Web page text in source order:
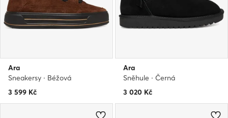
Ara
Sneakersy · Béžová
3 599 Kč
Ara
Sněhule · Černá
3 020 Kč